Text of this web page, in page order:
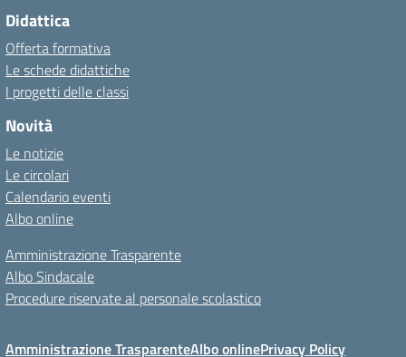
Didattica
Offerta formativa
Le schede didattiche
I progetti delle classi
Novità
Le notizie
Le circolari
Calendario eventi
Albo online
Amministrazione Trasparente
Albo Sindacale
Procedure riservate al personale scolastico
Amministrazione TrasparenteAlbo onlinePrivacy Policy